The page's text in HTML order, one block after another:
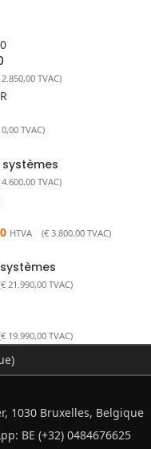
2.850,00 TVAC)
TVAC)
4.600,00 TVAC)
HTVA (€ 3.800,00 TVAC)
€ 21.990,00 TVAC)
€ 19.990,00 TVAC)
1030 Bruxelles, Belgique
BE (+32) 0484676625